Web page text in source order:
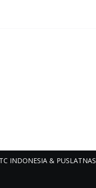
INDONESIA & PUSLATNAS